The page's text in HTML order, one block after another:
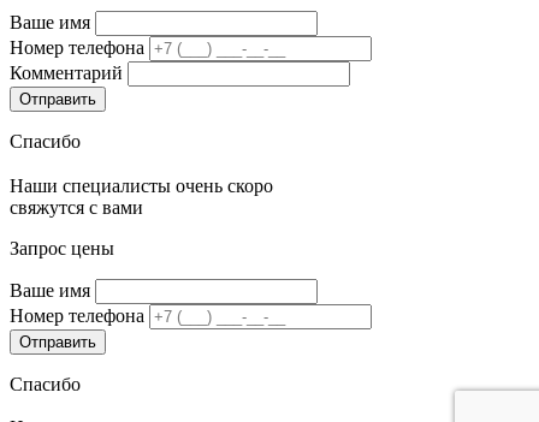
Ваше имя
Номер телефона
Комментарий
Спасибо
Наши специалисты очень скоро
свяжутся с вами
Запрос цены
Ваше имя
Номер телефона
Спасибо